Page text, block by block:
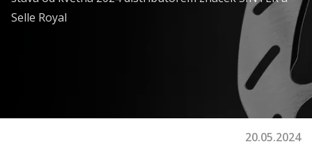
Selle Royal
20.05.2024